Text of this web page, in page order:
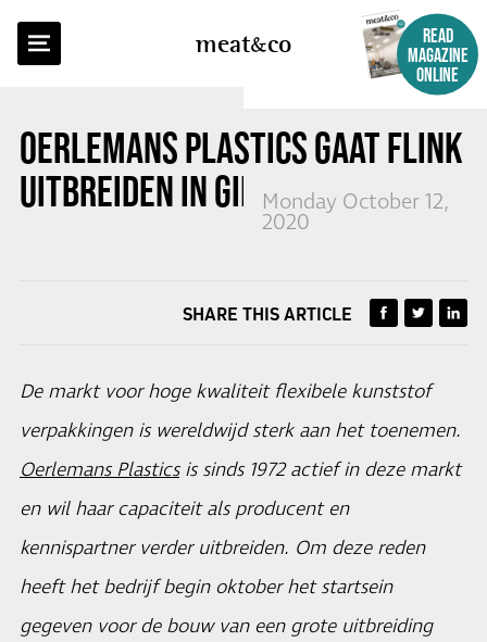
meatco
READ
MAGAZINE
ONLINE
OERLEMANS PLASTICS GAAT FLINK
UITBREIDEN IN GIESSENMonday October 12,
2020
BACK TO OVERVIEW
SHARE THIS ARTICLE
De markt voor hoge kwaliteit flexibele kunststof
verpakkingen is wereldwijd sterk aan het toenemen.
Oerlemans Plasticsis sinds 1972 actief in deze markt
en wil haar capaciteit als producent en
kennispartner verder uitbreiden. Om deze reden
heeft het bedrijf begin oktober het startsein
gegeven voor de bouw van een grote uitbreiding